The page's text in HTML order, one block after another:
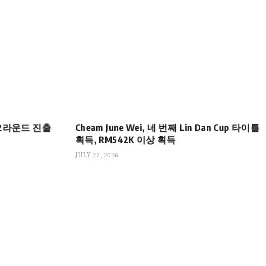
운드 진출
Cheam June Wei, 네 번째 Lin Dan Cup 타이틀
획득, RM542K 이상 획득
JULY 27, 2026